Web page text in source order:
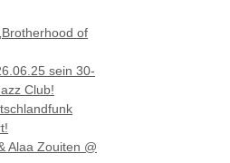
of
sein 30-
Club!
Alaa Zouiten @